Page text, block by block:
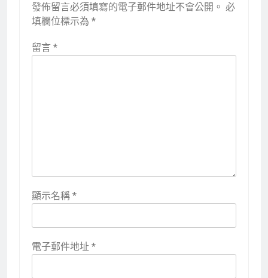
發佈留言必須填寫的電子郵件地址不會公開。 必
填欄位標示為 *
留言 *
顯示名稱 *
電子郵件地址 *